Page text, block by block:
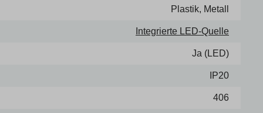
Plastik, Metall
Integrierte LED-Quelle
Ja (LED)
IP20
406